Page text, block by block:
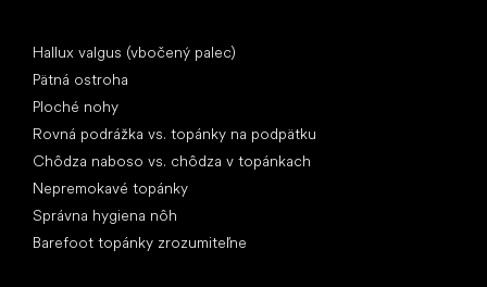
Hallux valgus (vbočený palec)
Pätná ostroha
Ploché nohy
Rovná podrážka vs. topánky na podpätku
Chôdza naboso vs. chôdza v topánkach
Nepremokavé topánky
Správna hygiena nôh
Barefoot topánky zrozumiteľne